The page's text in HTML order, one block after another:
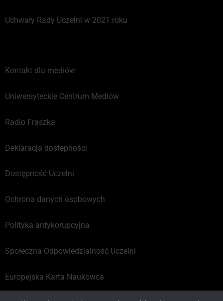
Uchwały Rady Uczelni w 2021 roku
Kontakt dla mediów
Uniwersyteckie Centrum Mediów
Radio Fraszka
Deklaracja dostępności
Dostępność Uczelni
Ochrona danych osobowych
Polityka antykorupcyjna
Społeczna Odpowiedzialność Uczelni
Europejska Karta Naukowca